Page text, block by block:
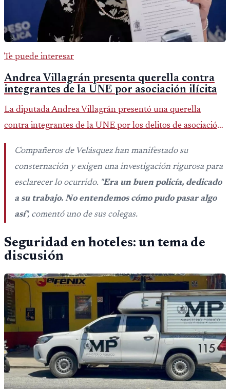
Te puede interesar
Andrea Villagrán presenta querella contra
integrantes de la UNE por asociación ilícita
La diputada Andrea Villagrán presentó una querella
contra integrantes de la UNE por los delitos de asociación
ilícita, terrorismo y sedición.
Compañeros de Velásquez han manifestado su
consternación y exigen una investigación rigurosa para
esclarecer lo ocurrido. "Era un buen policía, dedicado
a su trabajo. No entendemos cómo pudo pasar algo
así", comentó uno de sus colegas.
Seguridad en hoteles: un tema de
discusión